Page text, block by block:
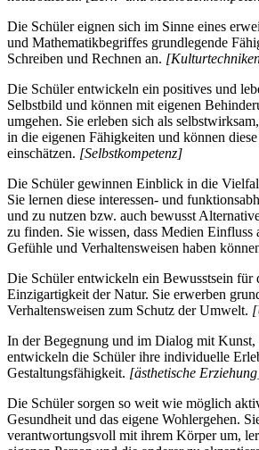
Die Schüler eignen sich im Sinne eines
und Mathematikbegriffes grundlegende
Schreiben und Rechnen an.
Die Schüler entwickeln ein positives und
Selbstbild und können mit eigenen
umgehen. Sie erleben sich als
in die eigenen Fähigkeiten und können
einschätzen. [Selbstkompetenz]
Die Schüler gewinnen Einblick in die
Sie lernen diese interessen- und
und zu nutzen bzw. auch bewusst
zu finden. Sie wissen, dass Medien Einfluss
Gefühle und Verhaltensweisen haben
Die Schüler entwickeln ein Bewusstsein für
Einzigartigkeit der Natur. Sie erwerben
Verhaltensweisen zum Schutz der Umwelt.
In der Begegnung und im Dialog mit
entwickeln die Schüler ihre individuelle
Gestaltungsfähigkeit. [ästhetische
Die Schüler sorgen so weit wie möglich
Gesundheit und das eigene Wohlergehen.
verantwortungsvoll mit ihrem Körper um,